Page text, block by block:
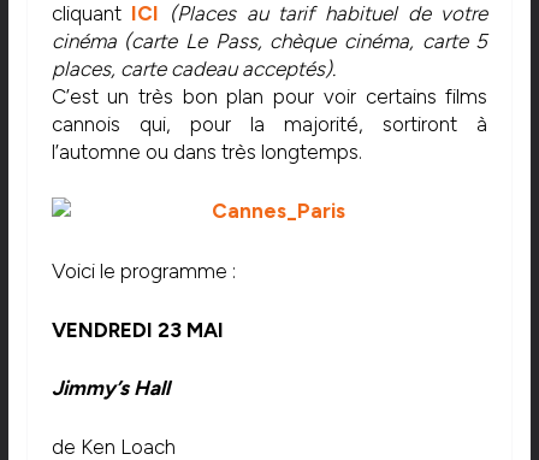
cliquant ICI (Places au tarif habituel de votre
cinéma (carte Le Pass, chèque cinéma, carte 5
places, carte cadeau acceptés).
C’est un très bon plan pour voir certains films
cannois qui, pour la majorité, sortiront à
l’automne ou dans très longtemps.
Voici le programme :
VENDREDI 23 MAI
Jimmy’s Hall
de Ken Loach